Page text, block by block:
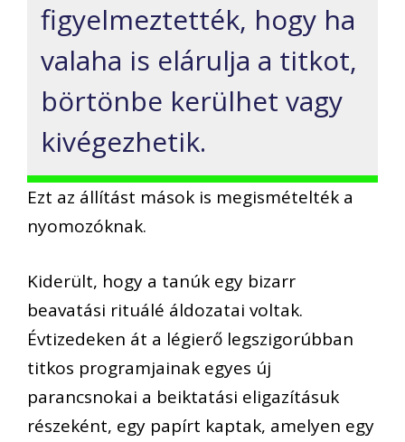
figyelmeztették, hogy ha
valaha is elárulja a titkot,
börtönbe kerülhet vagy
kivégezhetik.
Ezt az állítást mások is megismételték a
nyomozóknak.
Kiderült, hogy a tanúk egy bizarr
beavatási rituálé áldozatai voltak.
Évtizedeken át a légierő legszigorúbban
titkos programjainak egyes új
parancsnokai a beiktatási eligazításuk
részeként, egy papírt kaptak, amelyen egy